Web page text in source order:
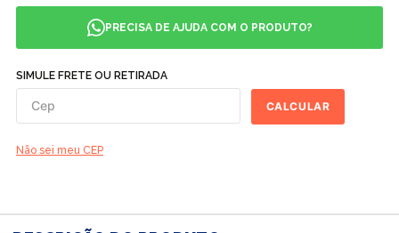
PRECISA DE AJUDA COM O PRODUTO?
SIMULE FRETE OU RETIRADA
CALCULAR
Não sei meu CEP